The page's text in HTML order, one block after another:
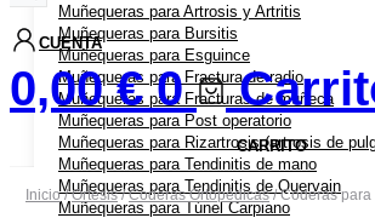
Muñequeras para Artrosis y Artritis
Muñequeras para Bursitis
Muñequeras para Esguince
Muñequeras para Fractura de radio
Muñequeras para Fracturas de muñeca
Muñequeras para Post operatorio
Muñequeras para Rizartrosis (artrosis de
Muñequeras para Tendinitis de mano
Muñequeras para Tendinitis de Quervain
Muñequeras para Túnel Carpiano
CUENTA
0,00€ 0
CARRITO
Inicio/Ortesis/Coderas Ortopédicas/ Coderas para